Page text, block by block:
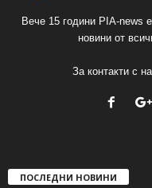
Вече 15 години PIA-news
новини от
За контакти с
ПОСЛЕДНИ НОВИНИ